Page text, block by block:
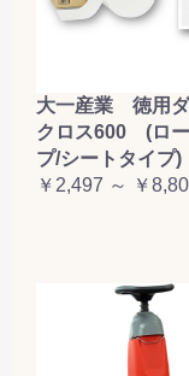
大一産業 徳用
クロス600 (ロ
プ/シートタイプ)
￥2,497 ～ ￥